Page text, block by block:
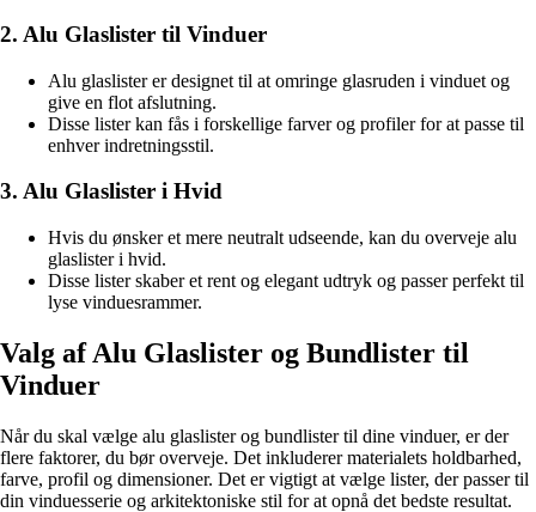
2. Alu Glaslister til Vinduer
Alu glaslister er designet til at omringe glasruden i vinduet og
give en flot afslutning.
Disse lister kan fås i forskellige farver og profiler for at passe til
enhver indretningsstil.
3. Alu Glaslister i Hvid
Hvis du ønsker et mere neutralt udseende, kan du overveje alu
glaslister i hvid.
Disse lister skaber et rent og elegant udtryk og passer perfekt til
lyse vinduesrammer.
Valg af Alu Glaslister og Bundlister til
Vinduer
Når du skal vælge alu glaslister og bundlister til dine vinduer, er der
flere faktorer, du bør overveje. Det inkluderer materialets holdbarhed,
farve, profil og dimensioner. Det er vigtigt at vælge lister, der passer til
din vinduesserie og arkitektoniske stil for at opnå det bedste resultat.